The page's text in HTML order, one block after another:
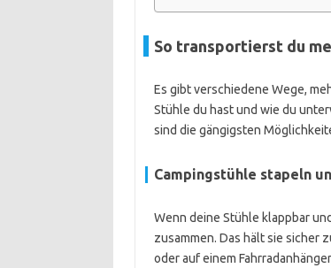
So transportierst du
Es gibt verschiedene Wege,
Stühle du hast und wie du
sind die gängigsten
Campingstühle stapeln
Wenn deine Stühle klappbar
zusammen. Das hält sie sicher
oder auf einem